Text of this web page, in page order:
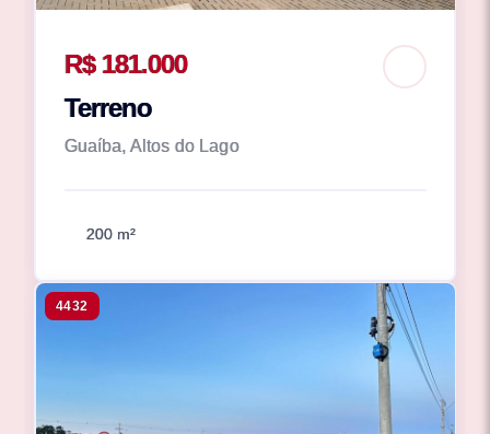
R$ 181.000
Terreno
Guaíba, Altos do Lago
200 m²
4432